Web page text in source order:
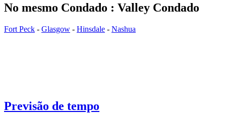
No mesmo Condado : Valley Condado
Fort Peck - Glasgow - Hinsdale - Nashua
Previsão de tempo